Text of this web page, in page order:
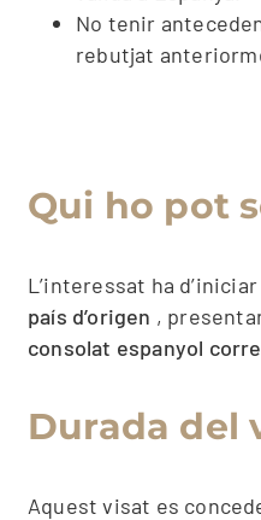
No tenir
rebutjat
Qui ho pot
L’interessat ha
país d’origen ,
consolat espanyol
Durada del
Aquest visat es